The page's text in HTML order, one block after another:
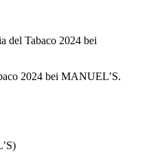
2024 bei MANUEL’S.